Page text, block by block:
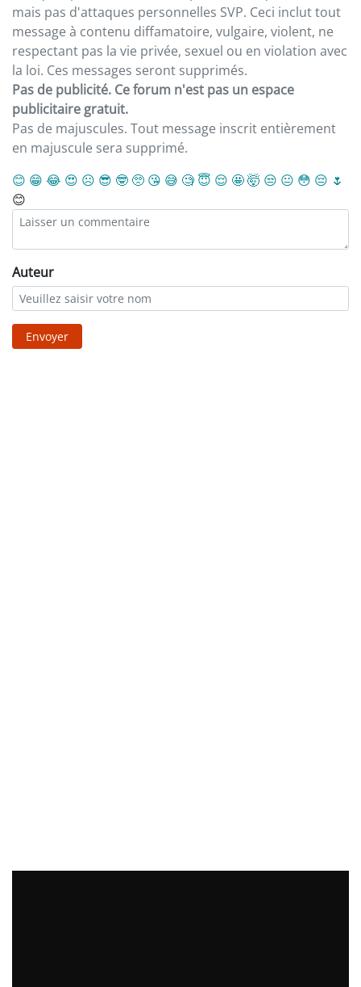
mais pas d'attaques personnelles SVP. Ceci inclut tout
message à contenu diffamatoire, vulgaire, violent, ne
respectant pas la vie privée, sexuel ou en violation avec
la loi. Ces messages seront supprimés.
Pas de publicité. Ce forum n'est pas un espace
publicitaire gratuit.
Pas de majuscules. Tout message inscrit entièrement
en majuscule sera supprimé.
😊 😁 😂 😍 ☹️ 😎 🤓 🥺 😘 😅 🧐 😇 😌 🤩🤯 😒 😐 😳 😔 🌷
😊
Auteur
Envoyer